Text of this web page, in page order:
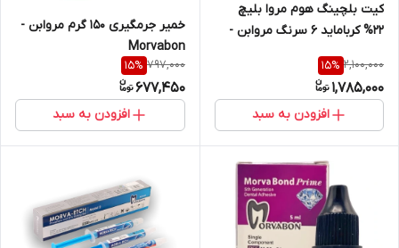
کیت بلچینگ هوم مروا بلیچ
۲۲% کرباماید 6 سرنگ مروابن -
Morvabon
2,100,000
15%
1,785,000
افزودن به سبد
خمیر جرمگیری ۱۵۰ گرم مروابن -
Morvabon
797,000
15%
677,450
افزودن به سبد